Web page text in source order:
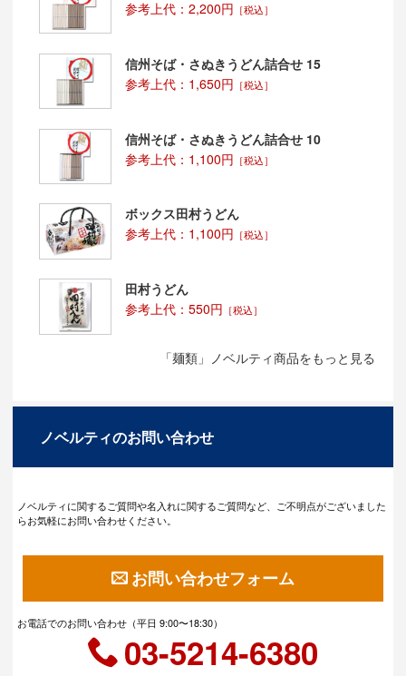
参考上代：2,200円 ［税込］
信州そば・さぬきうどん詰合せ 15
参考上代：1,650円 ［税込］
信州そば・さぬきうどん詰合せ 10
参考上代：1,100円 ［税込］
ボックス田村うどん
参考上代：1,100円 ［税込］
田村うどん
参考上代：550円 ［税込］
「麺類」ノベルティ商品をもっと見る
ノベルティのお問い合わせ
ノベルティに関するご質問や名入れに関するご質問など、ご不明点がございました
らお気軽にお問い合わせください。
お問い合わせフォーム
お電話でのお問い合わせ（平日 9:00〜18:30）
03-5214-6380